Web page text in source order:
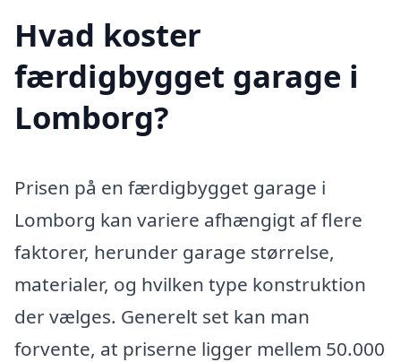
Hvad koster
færdigbygget garage i
Lomborg?
Prisen på en færdigbygget garage i
Lomborg kan variere afhængigt af flere
faktorer, herunder garage størrelse,
materialer, og hvilken type konstruktion
der vælges. Generelt set kan man
forvente, at priserne ligger mellem 50.000